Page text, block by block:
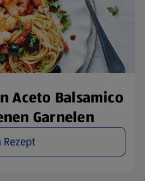
Aceto Balsamico
Garnelen
Rezept